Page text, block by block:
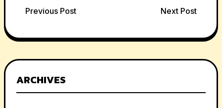
Post
navigation
Previous Post Next Post
ARCHIVES